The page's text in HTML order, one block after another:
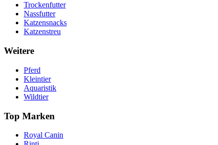
Trockenfutter
Nassfutter
Katzensnacks
Katzenstreu
Weitere
Pferd
Kleintier
Aquaristik
Wildtier
Top Marken
Royal Canin